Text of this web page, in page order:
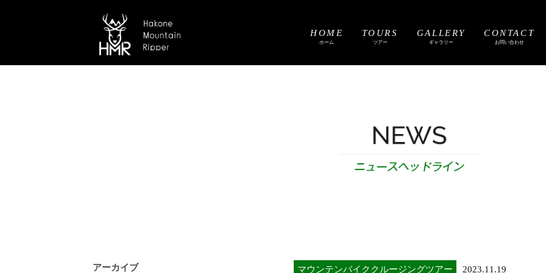
HOME
ホーム
TOURS
ツアー
GALLERY
ギャラリー
CONTACT
お問い合わせ
アーカイブ マウンテンバイククルージングツアー 2023.11.19